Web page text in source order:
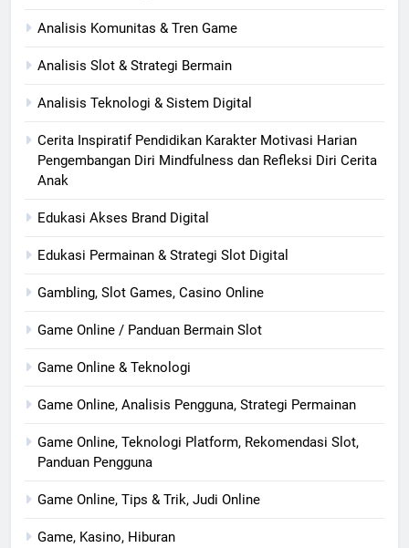
Analisis Komunitas & Tren Game
Analisis Slot & Strategi Bermain
Analisis Teknologi & Sistem Digital
Cerita Inspiratif Pendidikan Karakter Motivasi Harian
Pengembangan Diri Mindfulness dan Refleksi Diri Cerita
Anak
Edukasi Akses Brand Digital
Edukasi Permainan & Strategi Slot Digital
Gambling, Slot Games, Casino Online
Game Online / Panduan Bermain Slot
Game Online & Teknologi
Game Online, Analisis Pengguna, Strategi Permainan
Game Online, Teknologi Platform, Rekomendasi Slot,
Panduan Pengguna
Game Online, Tips & Trik, Judi Online
Game, Kasino, Hiburan